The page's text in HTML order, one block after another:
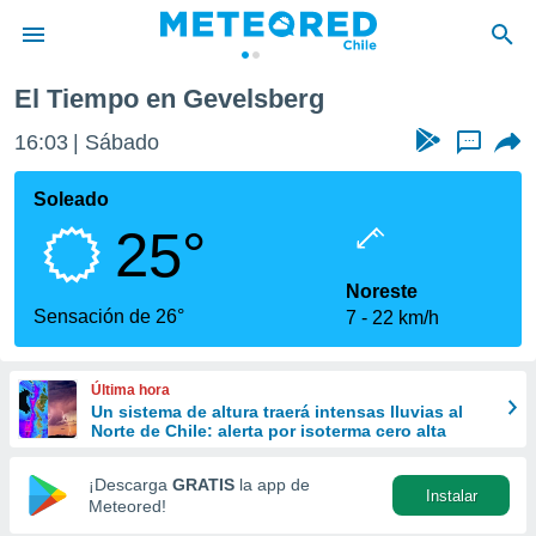
de
por
que se
calidad.
a este
las
y
forma
digital
basada
El Tiempo en Gevelsberg
16:03 Sábado ...
Soleado
25°
Sensación de 26°
Noreste
7
22 km/h
Última hora
Un sistema de altura traerá intensas lluvias al
Norte de Chile: alerta por isoterma cero alta
¡Descarga GRATIS la app de
Meteored!
Instalar